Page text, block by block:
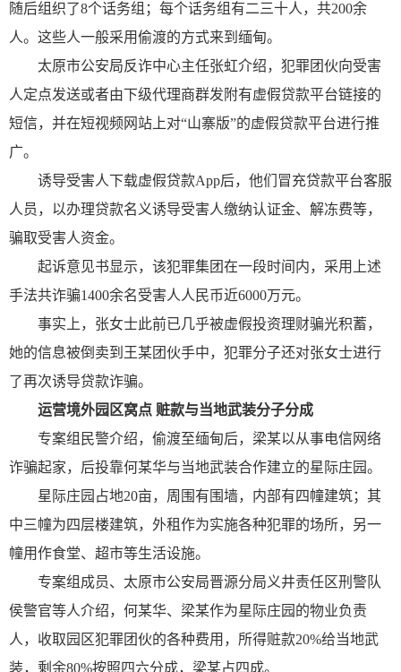
随后组织了8个话务组；每个话务组有二三十人，共200余
人。这些人一般采用偷渡的方式来到缅甸。
太原市公安局反诈中心主任张虹介绍，犯罪团伙向受害
人定点发送或者由下级代理商群发附有虚假贷款平台链接的
短信，并在短视频网站上对“山寨版”的虚假贷款平台进行推
广。
诱导受害人下载虚假贷款App后，他们冒充贷款平台客服
人员，以办理贷款名义诱导受害人缴纳认证金、解冻费等，
骗取受害人资金。
起诉意见书显示，该犯罪集团在一段时间内，采用上述
手法共诈骗1400余名受害人人民币近6000万元。
事实上，张女士此前已几乎被虚假投资理财骗光积蓄，
她的信息被倒卖到王某团伙手中，犯罪分子还对张女士进行
了再次诱导贷款诈骗。
运营境外园区窝点 赃款与当地武装分子分成
专案组民警介绍，偷渡至缅甸后，梁某以从事电信网络
诈骗起家，后投靠何某华与当地武装合作建立的星际庄园。
星际庄园占地20亩，周围有围墙，内部有四幢建筑；其
中三幢为四层楼建筑，外租作为实施各种犯罪的场所，另一
幢用作食堂、超市等生活设施。
专案组成员、太原市公安局晋源分局义井责任区刑警队
侯警官等人介绍，何某华、梁某作为星际庄园的物业负责
人，收取园区犯罪团伙的各种费用，所得赃款20%给当地武
装，剩余80%按照四六分成，梁某占四成。